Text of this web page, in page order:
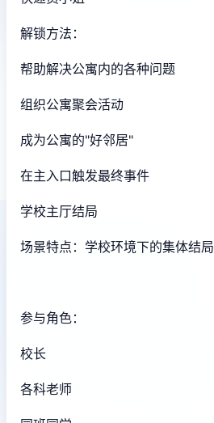
解锁方法：
帮助解决公寓内的各种问题
组织公寓聚会活动
成为公寓的"好邻居"
在主入口触发最终事件
学校主厅结局
场景特点：学校环境下的集体结局
参与角色：
校长
各科老师